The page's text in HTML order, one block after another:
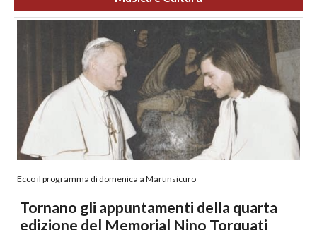
Ecco il programma di domenica a Martinsicuro
Tornano gli appuntamenti della quarta
edizione del Memorial Nino Torquati